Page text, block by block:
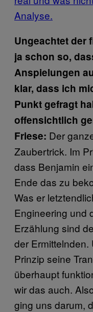
Analyse.
Ungeachtet der
ja schon so,
Anspielungen
klar, dass ich
Punkt gefragt
offensichtlich
Friese: Der
Zaubertrick. Im
dass Benjamin
Ende das zu
Was er
Engineering und
Erzählung sind
der Ermittelnden.
Prinzip seine
überhaupt
wir das auch.
ging uns darum,